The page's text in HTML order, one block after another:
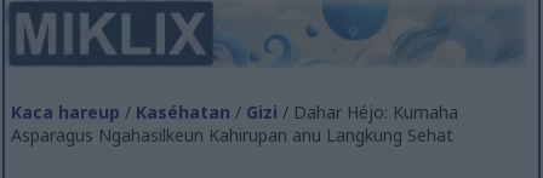
Kaca hareup / Kaséhatan / Gizi / Dahar Héjo: Kumaha
Asparagus Ngahasilkeun Kahirupan anu Langkung Sehat